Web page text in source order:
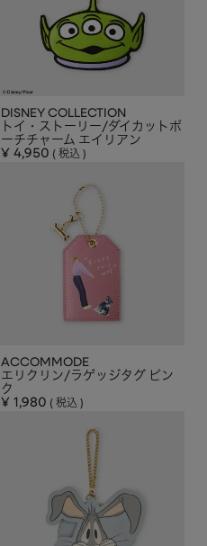
DISNEY COLLECTION
トイ・ストーリー/ダイカットポ
ーチチャーム エイリアン
¥ 4,950 税込
ACCOMMODE
エリクリン/ラゲッジタグ ピン
ク
¥ 1,980 税込